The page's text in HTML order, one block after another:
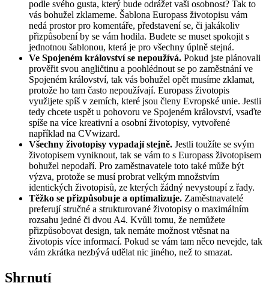
podle svého gusta, který bude odrážet vaši osobnost? Tak to
vás bohužel zklameme. Šablona Europass životopisu vám
nedá prostor pro komentáře, představení se, či jakákoliv
přizpůsobení by se vám hodila. Budete se muset spokojit s
jednotnou šablonou, která je pro všechny úplně stejná.
Ve Spojeném království se nepoužívá. Pokud jste plánovali
prověřit svou angličtinu a poohlédnout se po zaměstnání ve
Spojeném království, tak vás bohužel opět musíme zklamat,
protože ho tam často nepoužívají. Europass životopis
využijete spíš v zemích, které jsou členy Evropské unie. Jestli
tedy chcete uspět u pohovoru ve Spojeném království, vsaďte
spíše na více kreativní a osobní životopisy, vytvořené
například na CVwizard.
Všechny životopisy vypadají stejně. Jestli toužíte se svým
životopisem vyniknout, tak se vám to s Europass životopisem
bohužel nepodaří. Pro zaměstnavatele toto také může být
výzva, protože se musí probrat velkým množstvím
identických životopisů, ze kterých žádný nevystoupí z řady.
Těžko se přizpůsobuje a optimalizuje. Zaměstnavatelé
preferují stručné a strukturované životopisy o maximálním
rozsahu jedné či dvou A4. Kvůli tomu, že nemůžete
přizpůsobovat design, tak nemáte možnost vtěsnat na
životopis více informací. Pokud se vám tam něco nevejde, tak
vám zkrátka nezbývá udělat nic jiného, než to smazat.
Shrnutí